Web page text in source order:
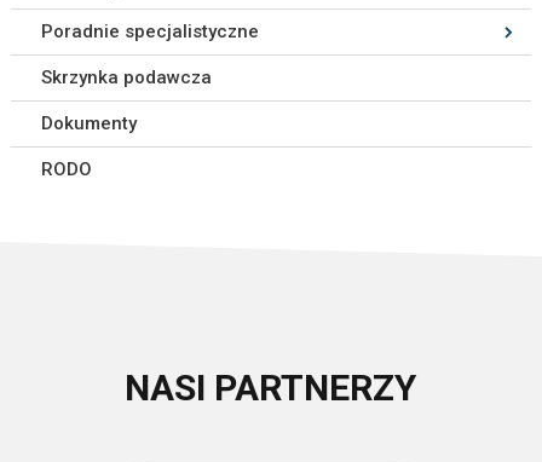
Poradnie specjalistyczne
Skrzynka podawcza
Dokumenty
RODO
NASI PARTNERZY